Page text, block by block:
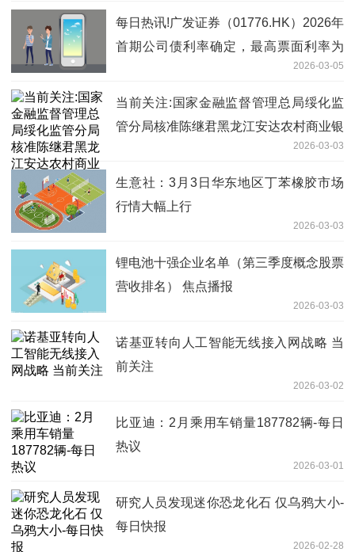
每日热讯!广发证券（01776.HK）2026年
首期公司债利率确定，最高票面利率为
2026-03-05
当前关注:国家金融监督管理总局绥化监
管分局核准陈继君黑龙江安达农村商业银
2026-03-03
生意社：3月3日华东地区丁苯橡胶市场
行情大幅上行
2026-03-03
锂电池十强企业名单（第三季度概念股票
营收排名） 焦点播报
2026-03-03
诺基亚转向人工智能无线接入网战略 当
前关注
2026-03-02
比亚迪：2月乘用车销量187782辆-每日
热议
2026-03-01
研究人员发现迷你恐龙化石 仅乌鸦大小-
每日快报
2026-02-28